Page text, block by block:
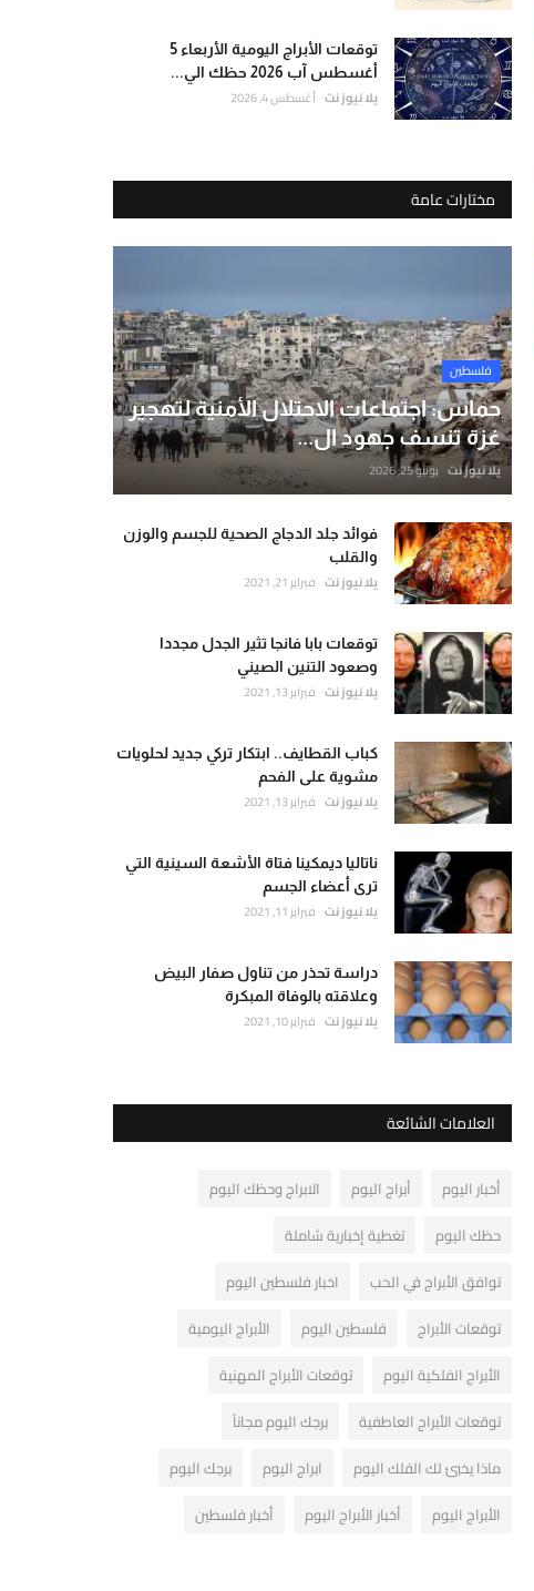
توقعات الأبراج اليومية الأربعاء 5
أغسطس آب 2026 حظك الي...
يلا نيوز نت أغسطس 4, 2026
مختارات عامة
فلسطين
حماس: اجتماعات الاحتلال الأمنية لتهجير
غزة تنسف جهود ال...
يلا نيوز نت يونيو 25, 2026
فوائد جلد الدجاج الصحية للجسم والوزن
والقلب
يلا نيوز نت فبراير 21, 2021
توقعات بابا فانجا تثير الجدل مجددا
وصعود التنين الصيني
يلا نيوز نت فبراير 13, 2021
كباب القطايف.. ابتكار تركي جديد لحلويات
مشوية على الفحم
يلا نيوز نت فبراير 13, 2021
ناتاليا ديمكينا فتاة الأشعة السينية التي
ترى أعضاء الجسم
يلا نيوز نت فبراير 11, 2021
دراسة تحذر من تناول صفار البيض
وعلاقته بالوفاة المبكرة
يلا نيوز نت فبراير 10, 2021
العلامات الشائعة
أخبار اليوم أبراج اليوم
الابراج وحظك اليوم
حظك اليوم
تغطية إخبارية شاملة
توافق الأبراج في الحب
اخبار فلسطين اليوم
توقعات الأبراج
فلسطين اليوم
الأبراج اليومية
الأبراج الفلكية اليوم
توقعات الأبراج المهنية
توقعات الأبراج العاطفية
برجك اليوم مجاناً
ماذا يخبئ لك الفلك اليوم
ابراج اليوم
برجك اليوم
الأبراج اليوم
أخبار الأبراج اليوم أخبار فلسطين